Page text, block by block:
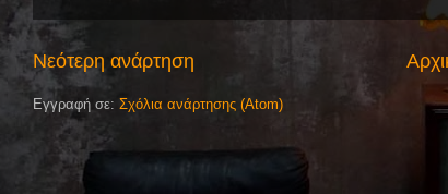
Νεότερη ανάρτηση
Εγγραφή σε: Σχόλια ανάρτησης (Atom)